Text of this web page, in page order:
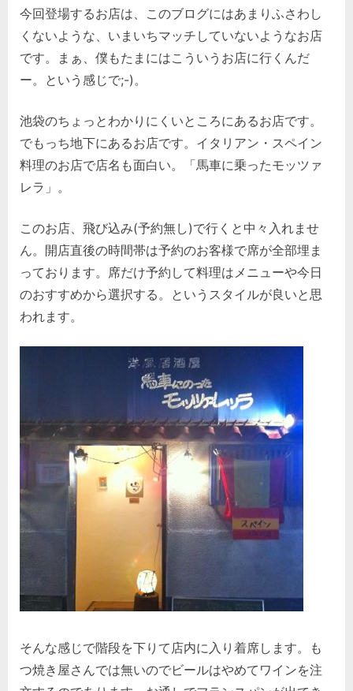
モ
ッ
ツ
ァ
レ
へ
の
今回登場するお店は、このブログにはあまりふさわし
くないような、いまいちマッチしていないようなお店
です。まぁ、僕もたまにはこういうお店に行くんだ
ー。という感じで;-)。
池袋のちょっとわかりにくいところにあるお店です。
でもっち地下にあるお店です。イタリアン・スペイン
料理のお店で店名も面白い。「馬車に乗ったモッツァ
レラ」。
このお店、飛び込み(予約無し)で行くと中々入れませ
ん。開店直後の時間帯は予約のお客様で席が全部埋ま
っております。席だけ予約して料理はメニューや今日
のおすすめから選択する。というスタイルが良いと思
われます。
そんな感じで階段を下りて店内に入り着席します。も
つ焼き屋さんでは無いのでビールはやめてワインを注